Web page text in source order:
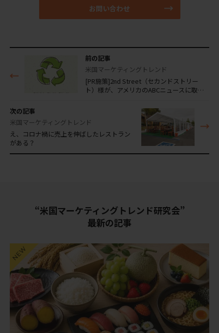
お問い合わせ
前の記事
米国マーケティングトレンド
[PR施策]2nd Street（セカンドストリー
ト）様が、アメリカのABCニュースに取…
次の記事
米国マーケティングトレンド
え、コロナ禍に売上を伸ばしたレストラン
がある？
“米国マーケティングトレンド研究会”
最新の記事